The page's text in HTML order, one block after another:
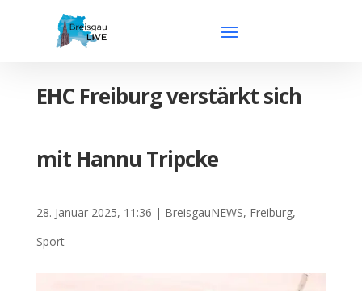
EHC Freiburg verstärkt sich
mit Hannu Tripcke
28. Januar 2025, 11:36 | BreisgauNEWS, Freiburg,
Sport